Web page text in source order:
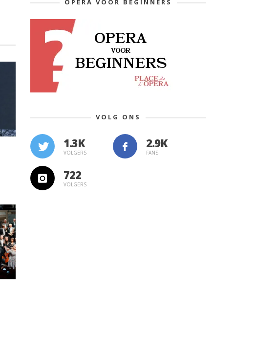
OPERA VOOR BEGINNERS
VOLG ONS
1.3K
VOLGERS FANS
722
VOLGERS